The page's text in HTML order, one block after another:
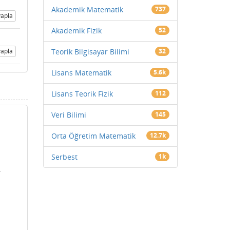
Akademik Matematik 737
Akademik Fizik 52
Teorik Bilgisayar Bilimi 32
Lisans Matematik 5.6k
Lisans Teorik Fizik 112
Veri Bilimi 145
Orta Öğretim Matematik 12.7k
Serbest 1k